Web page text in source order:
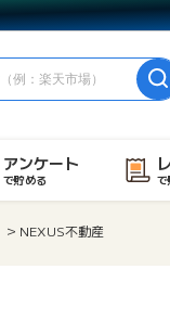
アンケート
で貯める
NEXUS不動産